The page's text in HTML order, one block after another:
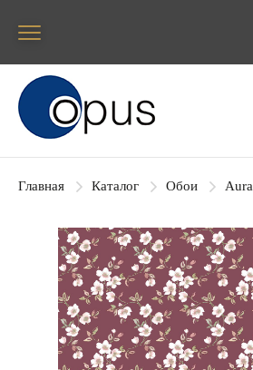
Блок поиска
Главная Каталог Обои Aura